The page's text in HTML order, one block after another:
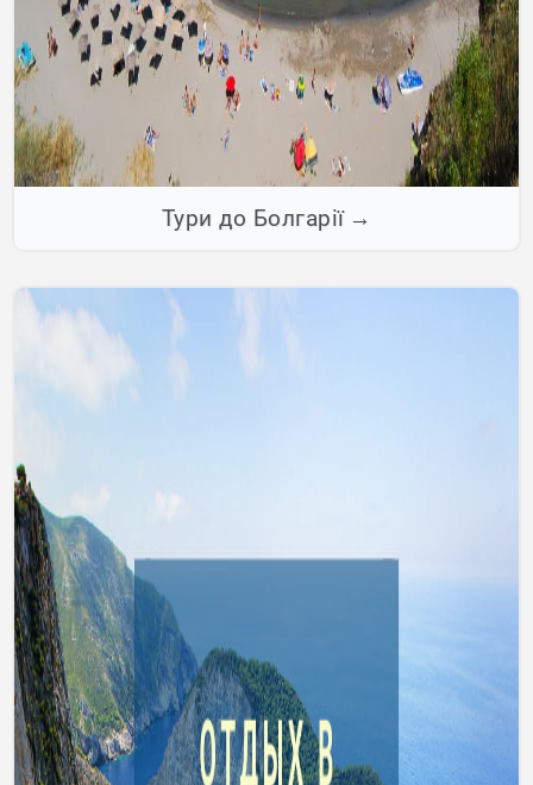
Тури до Болгарії